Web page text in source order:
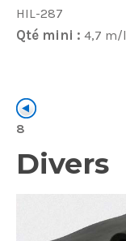
HIL-287
Qté mini : 4,7 m/l
8
Divers